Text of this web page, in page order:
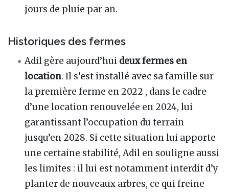
jours de pluie par an.
Historiques des fermes
Adil gère aujourd’hui deux fermes en
location. Il s’est installé avec sa famille sur
la première ferme en 2022 , dans le cadre
d’une location renouvelée en 2024, lui
garantissant l’occupation du terrain
jusqu’en 2028. Si cette situation lui apporte
une certaine stabilité, Adil en souligne aussi
les limites : il lui est notamment interdit d’y
planter de nouveaux arbres, ce qui freine